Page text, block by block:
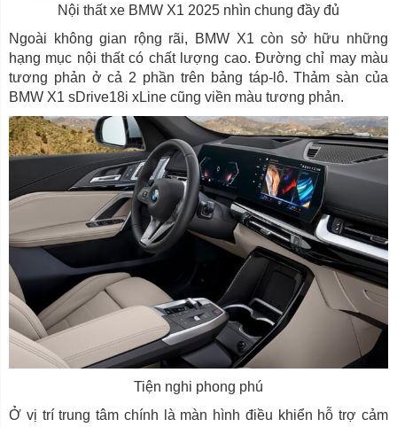
Nội thất xe BMW X1 2025 nhìn chung đầy đủ
Ngoài không gian rộng rãi, BMW X1 còn sở hữu những
hạng mục nội thất có chất lượng cao. Đường chỉ may màu
tương phản ở cả 2 phần trên bảng táp-lô. Thảm sàn của
BMW X1 sDrive18i xLine cũng viền màu tương phản.
Tiện nghi phong phú
Ở vị trí trung tâm chính là màn hình điều khiển hỗ trợ cảm